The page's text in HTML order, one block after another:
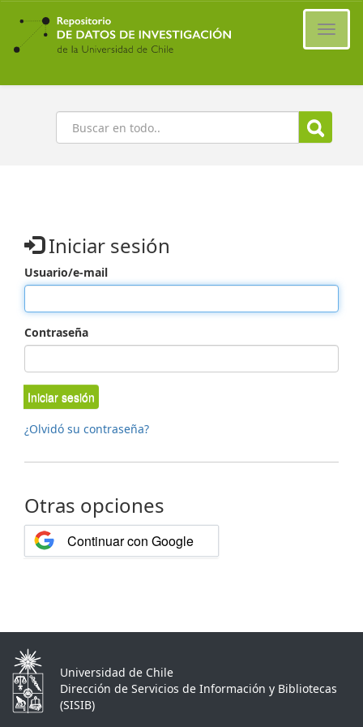
Ir
contenido
principal
Buscar
Iniciar sesión
Usuario/e-mail
Contraseña
Iniciar sesión
¿Olvidó su contraseña?
Otras opciones
Continuar con Google
Universidad de Chile
Dirección de Servicios de Información y Bibliotecas
(SISIB)